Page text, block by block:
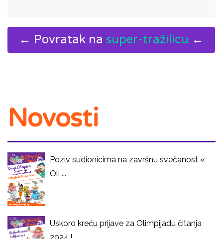
← Povratak na super-tražilicu ←
Novosti
Poziv sudionicima na završnu svečanost «
Oli ...
Uskoro kreću prijave za Olimpijadu čitanja